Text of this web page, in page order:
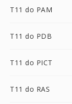
T11 do PAM
T11 do PDB
T11 do PICT
T11 do RAS